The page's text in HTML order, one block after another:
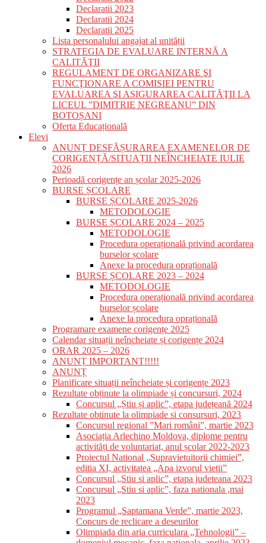
Declaratii 2023
Declaratii 2024
Declaratii 2025
Lista personalului angajat al unității
STRATEGIA DE EVALUARE INTERNĂ A
CALITĂŢII
REGULAMENT DE ORGANIZARE ŞI
FUNCŢIONARE A COMISIEI PENTRU
EVALUAREA ŞI ASIGURAREA CALITĂŢII LA
LICEUL ”DIMITRIE NEGREANU” DIN
BOTOȘANI
Oferta Educațională
Elevi
ANUNȚ DESFĂȘURAREA EXAMENELOR DE
CORIGENȚĂ/SITUAȚII NEÎNCHEIATE IULIE
2026
Perioadă corigențe an școlar 2025-2026
BURSE ȘCOLARE
BURSE ȘCOLARE 2025-2026
METODOLOGIE
BURSE ȘCOLARE 2024 – 2025
METODOLOGIE
Procedura operațională privind acordarea
burselor școlare
Anexe la procedura oprațională
BURSE ȘCOLARE 2023 – 2024
METODOLOGIE
Procedura operațională privind acordarea
burselor școlare
Anexe la procedura oprațională
Programare examene corigențe 2025
Calendar situații neîncheiate și corigențe 2024
ORAR 2025 – 2026
ANUNȚ IMPORTANT!!!!!
ANUNȚ
Planificare situații neîncheiate și corigențe 2023
Rezultate obținute la olimpiade și concursuri, 2024
Concursul „Știu și aplic”, etapa județeană 2024
Rezultate obtinute la olimpiade si consursuri, 2023
Concursul regional ”Mari români”, martie 2023
Asociația Arlechino Moldova, diplome pentru
activități de voluntariat, anul școlar 2022-2023
Proiectul National „Supravietuitorii chimiei”,
editia XI, activitatea „Apa izvorul vietii”
Concursul „Stiu si aplic”, etapa judeteana 2023
Concursul „Stiu si aplic”, faza nationala ,mai
2023
Programul „Saptamana Verde”, martie 2023,
Concurs de reclicare a deseurilor
Olimpiada din aria curriculara „Tehnologii” –